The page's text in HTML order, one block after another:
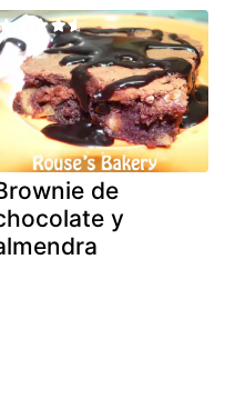
de
y